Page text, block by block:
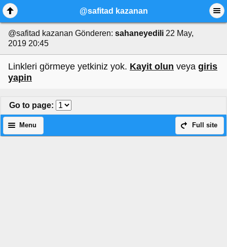
@safitad kazanan
@safitad kazanan Gönderen: sahaneyedili 22 May,
2019 20:45
Linkleri görmeye yetkiniz yok. Kayit olun veya giris
yapin
Go to page:
Full site
Menu